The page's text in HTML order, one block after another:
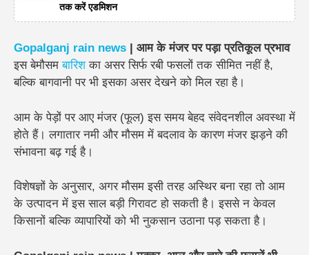
तक करें एडमिशन
Gopalganj rain news | आम के मंजर पर पड़ा प्रतिकूल प्रभाव
इस बेमौसमबारिशका असर सिर्फ रबी फसलों तक सीमित नहीं है,
बल्कि बागवानी पर भी इसका असर देखने को मिल रहा है।
आम के पेड़ों पर आए मंजर (फूल) इस समय बेहद संवेदनशील अवस्था में
होते हैं। लगातार नमी और मौसम में बदलाव के कारण मंजर झड़ने की
संभावना बढ़ गई है।
विशेषज्ञों के अनुसार, अगर मौसम इसी तरह अस्थिर बना रहा तो आम
के उत्पादन में इस साल बड़ी गिरावट हो सकती है। इससे न केवल
किसानों बल्कि व्यापारियों को भी नुकसान उठाना पड़ सकता है।